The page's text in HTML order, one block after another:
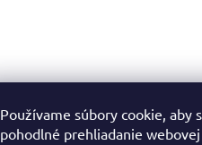
Používame súbory cookie, aby
pohodlné prehliadanie